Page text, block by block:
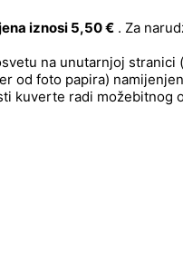
iznosi 5,50 € . Za
na unutarnjoj stranici
foto papira)
radi možebitnog